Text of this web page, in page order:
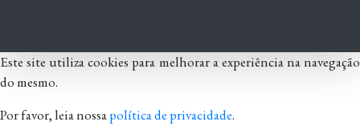
Este site utiliza cookies para melhorar a experiência na navegação
do mesmo.
Por favor, leia nossapolítica de privacidade.